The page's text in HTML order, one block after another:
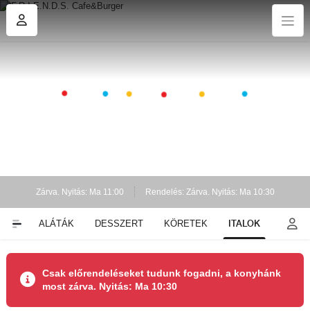
Zárva. Nyitás: Ma 11:00 Rendelés: Zárva. Nyitás: Ma 10:30
SALÁTÁK DESSZERT KÖRETEK ITALOK
Csak előrendeléseket tudunk fogadni, a konyhánk
most zárva. Nyitás: Ma 10:30